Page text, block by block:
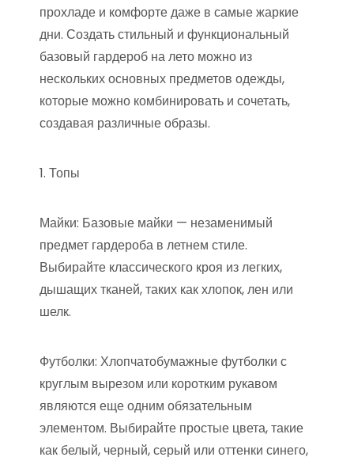
прохладе и комфорте даже в самые жаркие
дни. Создать стильный и функциональный
базовый гардероб на лето можно из
нескольких основных предметов одежды,
которые можно комбинировать и сочетать,
создавая различные образы.
1. Топы
Майки: Базовые майки — незаменимый
предмет гардероба в летнем стиле.
Выбирайте классического кроя из легких,
дышащих тканей, таких как хлопок, лен или
шелк.
Футболки: Хлопчатобумажные футболки с
круглым вырезом или коротким рукавом
являются еще одним обязательным
элементом. Выбирайте простые цвета, такие
как белый, черный, серый или оттенки синего,